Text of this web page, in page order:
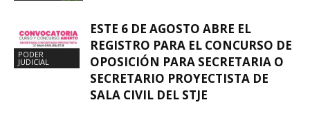
PODER
JUDICIAL
ESTE 6 DE AGOSTO ABRE EL
REGISTRO PARA EL CONCURSO DE
OPOSICIÓN PARA SECRETARIA O
SECRETARIO PROYECTISTA DE
SALA CIVIL DEL STJE